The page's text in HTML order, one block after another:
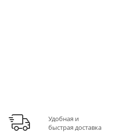
Удобная и
быстрая доставка